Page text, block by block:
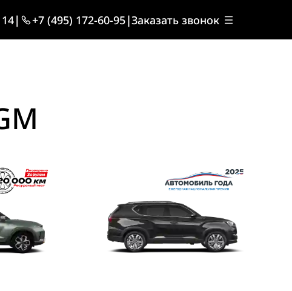
| +7 (495) 172-60-95|Заказать звонок